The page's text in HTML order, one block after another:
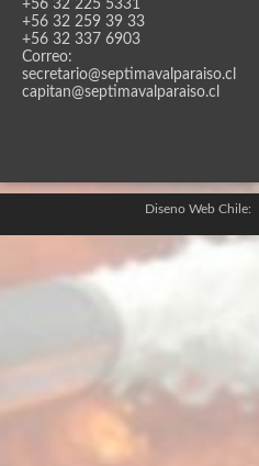
+56 32 225 5331
+56 32 259 39 33
+56 32 337 6903
Correo:
secretario@septimavalparaiso.cl
capitan@septimavalparaiso.cl
Diseno Web Chile: